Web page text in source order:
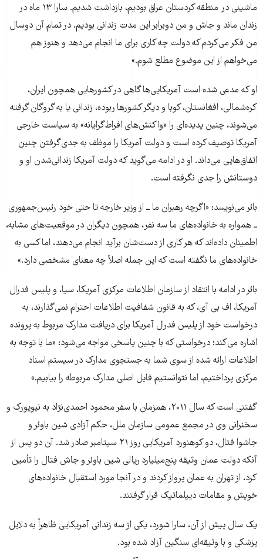
ماشینی در منطقه کردستان عراق بوديم، بازداشت شديم. سارا ۱۳ ماه در
زندان ماند و جاش و من دوبرابر اين مدت زندانی بوديم. در تمام آن دوسال
من فکر می‌کردم که دولت چه کاری برای ما انجام می‌دهد و هنوز هم
می‌خواهم از اين موضوع مطلع شوم.»
او که مدعی شده است آمريکايی‌ها گاهی در کشورهايی همچون ايران،
کره‌شمالی، افغانستان، کوبا و ديگر کشورها ربوده، زندانی يا به گروگان گرفته
می‌شوند، چنين پديده‌ای را «واکنش‌های افراط‌گرايانه» به سياست خارجی
آمريکا توصيف کرده است و دولت آمريکا را موظف به جدی‌گرفتن چنين
اتفاق‌هايی می‌داند. او در ادامه می‌گوید که دولت آمريکا زندانی‌شدن او و
دوستانش را جدی نگرفته است.
بائر می‌نويسد: «اگرچه رهبران ما ــ از وزير خارجه تا حتی خود رئيس‌جمهوری
ــ همواره به خانواده‌های ما سه نفر، همچون ديگران در موقعيت‌های مشابه،
اطمينان داده‌اند که هر کاری از دست‌شان برآيد انجام می‌دهند، اما کسی به
خانواده‌های ما نگفته است که اين جمله اصلاً چه معنای مشخصی دارد.»
بائر در ادامه با انتقاد از سازمان اطلاعات مرکزی آمریکا، سیا، و پلیس فدرال
آمریکا، اف بی آی، که به قانون شفافيت اطلاعات احترام نمی‌گذارند، به
درخواست خود از پلیس فدرال آمریکا برای دريافت مدارک مربوط به پرونده
اشاره می‌کند؛ درخواستی که با چنين پاسخی مواجه می‌شود: «ما با توجه به
اطلاعات ارائه‌ شده از سوی شما به جستجوی مدارک در سيستم اسناد
مرکزی پرداختيم، اما نتوانستيم فايل اصلی مدارک مربوطه را بيابيم.»
گفتنی است که سال ۲۰۱۱، همزمان با سفر محمود احمدی‌نژاد به نيويورک و
سخنرانی وی در مجمع عمومی سازمان ملل، حکم آزادی شین باوئر و
جاشوا فتال، دو کوهنورد آمريکايی روز ۲۱ سپتامبر صادر شد. آن دو پس از
آنکه دولت عمان وثيقه پنج‌ميليارد ريالی شین باوئر و جاش فتال را تأمين
کرد، از تهران به عمان پرواز کردند و در آنجا مورد استقبال خانواده‌های
خويش و مقامات ديپلماتيک قرار گرفتند.
يک سال پيش از آن، سارا شورد، يکی از سه زندانی آمريکايی ظاهراً به دلايل
پزشکی و با وثيقه‌ای سنگين آزاد شده بود.